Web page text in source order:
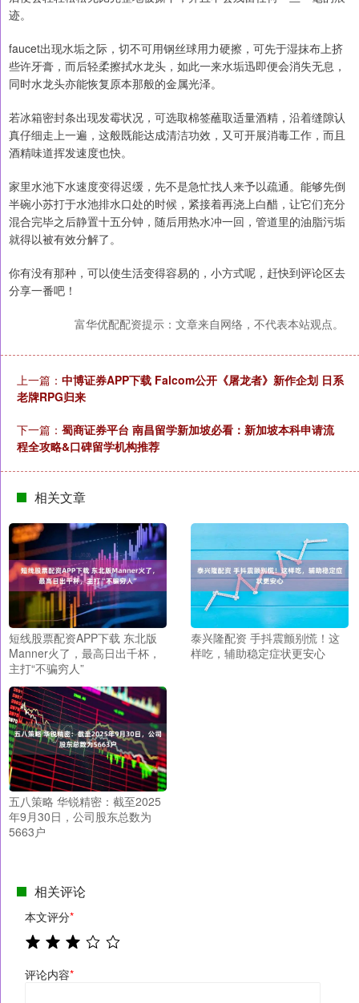
迹。
faucet出现水垢之际，切不可用钢丝球用力硬擦，可先于湿抹布上挤
些许牙膏，而后轻柔擦拭水龙头，如此一来水垢迅即便会消失无息，
同时水龙头亦能恢复原本那般的金属光泽。
若冰箱密封条出现发霉状况，可选取棉签蘸取适量酒精，沿着缝隙认
真仔细走上一遍，这般既能达成清洁功效，又可开展消毒工作，而且
酒精味道挥发速度也快。
家里水池下水速度变得迟缓，先不是急忙找人来予以疏通。能够先倒
半碗小苏打于水池排水口处的时候，紧接着再浇上白醋，让它们充分
混合完毕之后静置十五分钟，随后用热水冲一回，管道里的油脂污垢
就得以被有效分解了。
你有没有那种，可以使生活变得容易的，小方式呢，赶快到评论区去
分享一番吧！
富华优配配资提示：文章来自网络，不代表本站观点。
上一篇： 中博证券APP下载 Falcom公开《屠龙者》新作企划 日系
老牌RPG归来
下一篇： 蜀商证券平台 南昌留学新加坡必看：新加坡本科申请流
程全攻略&口碑留学机构推荐
相关文章
短线股票配资APP下载 东北版
Manner火了，最高日出千杯，
主打“不骗穷人”
泰兴隆配资 手抖震颤别慌！这
样吃，辅助稳定症状更安心
五八策略 华锐精密：截至2025
年9月30日，公司股东总数为
5663户
相关评论
本文评分*
评论内容*